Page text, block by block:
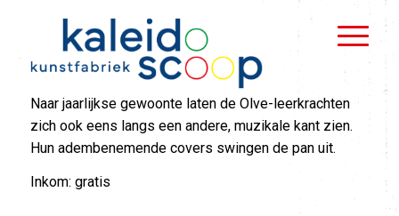
Naar jaarlijkse gewoonte laten de Olve-leerkrachten
zich ook eens langs een andere, muzikale kant zien.
Hun adembenemende covers swingen de pan uit.
Inkom: gratis